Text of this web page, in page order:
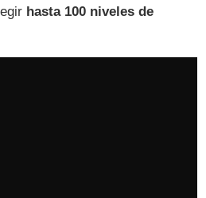
hasta 100 niveles de